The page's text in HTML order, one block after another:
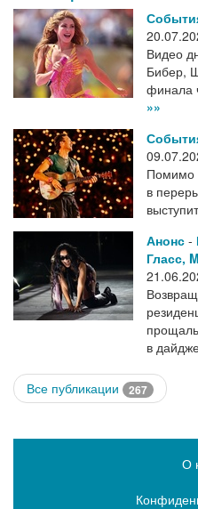
Видео
Бибер,
финала
»»
Помимо
в
Анонс -
Гласс,
в
Все публикации 267
О